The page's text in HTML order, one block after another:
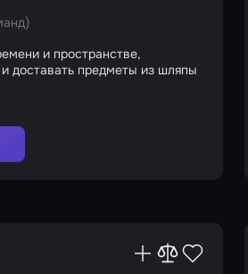
и пространстве,
доставать предметы из шляпы